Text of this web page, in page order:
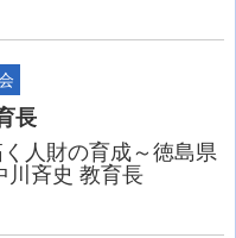
長
人財の育成～徳島県
川斉史 教育長